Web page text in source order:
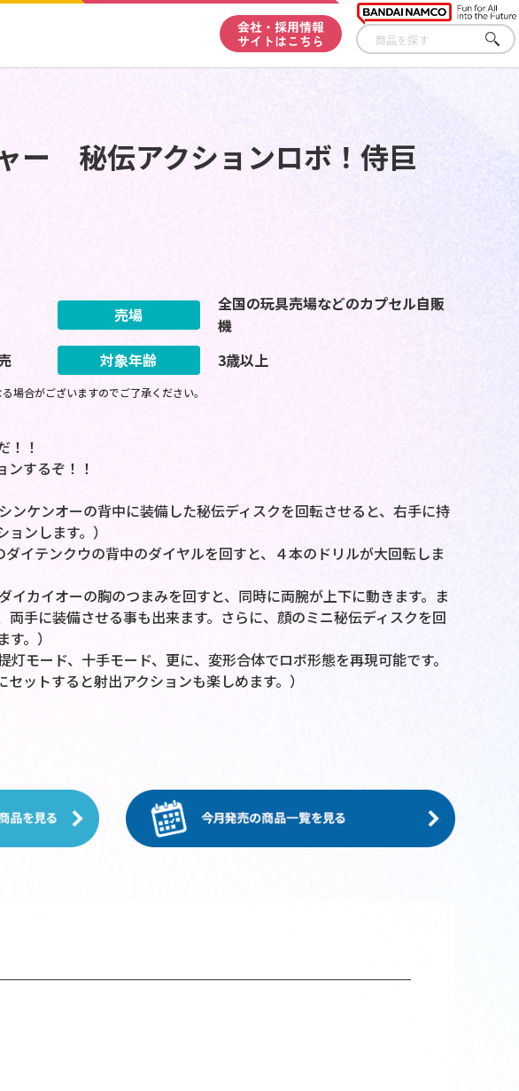
会社・採用情報
サイトはこちら
さが
す
ー 秘伝アクションロボ！侍巨
売場
全国の玩具売場などのカプセル自販
機
対象年齢 3歳以上
場合がございますのでご了承ください。
！！
ンするぞ！！
ンケンオーの背中に装備した秘伝ディスクを回転させると、右手に持
ンします。）
イテンクウの背中のダイヤルを回すと、４本のドリルが大回転しま
イカイオーの胸のつまみを回すと、同時に両腕が上下に動きます。ま
両手に装備させる事も出来ます。さらに、顔のミニ秘伝ディスクを回
。）
モード、十手モード、更に、変形合体でロボ形態を再現可能です。
ットすると射出アクションも楽しめます。）